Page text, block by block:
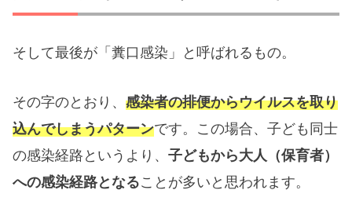
そして最後が「糞口感染」と呼ばれるもの。
その字のとおり、感染者の排便からウイルスを取り
込んでしまうパターンです。この場合、子ども同士
の感染経路というより、子どもから大人（保育者）
への感染経路となることが多いと思われます。